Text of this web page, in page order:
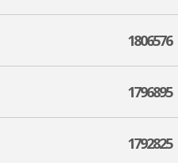
1806576
1796895
1792825